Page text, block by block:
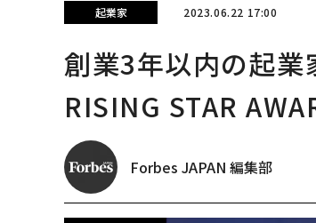
起業家 2023.06.22 17:00
創業3年以内の起業
RISING STAR
Forbes JAPAN 編集部